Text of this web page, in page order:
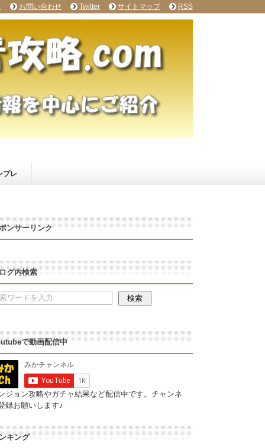
プレ
ンサーリンク
グ内検索
で動画配信中
ジョン攻略やガチャ結果など配信中です。チャンネ
録お願いします♪
キング
お問い合わせ Twitter サイトマップ RSS